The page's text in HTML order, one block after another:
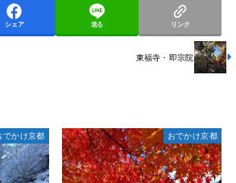
シェア 送る リンク
東福寺・即宗院
でかけ京都 おでかけ京都